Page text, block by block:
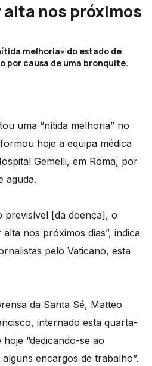
alta nos próximos
melhoria» do estado de
por causa de uma bronquite.
uma “nítida melhoria” no
hoje a equipa médica
Gemelli, em Roma, por
aguda.
previsível [da doença], o
nos próximos dias”, indica
pelo Vaticano, esta
da Santa Sé, Matteo
internado esta quarta-
“dedicando-se ao
encargos de trabalho”.